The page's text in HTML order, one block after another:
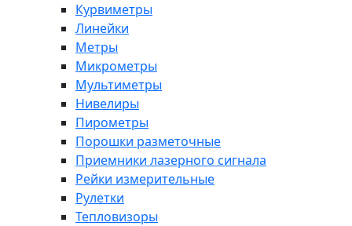
Курвиметры
Линейки
Метры
Микрометры
Мультиметры
Нивелиры
Пирометры
Порошки разметочные
Приемники лазерного сигнала
Рейки измерительные
Рулетки
Тепловизоры